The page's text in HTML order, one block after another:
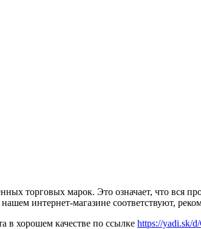
торговых марок. Это означает, что вся
интернет-магазине соответствуют,
в хорошем качестве по ссылке https://yadi.sk/